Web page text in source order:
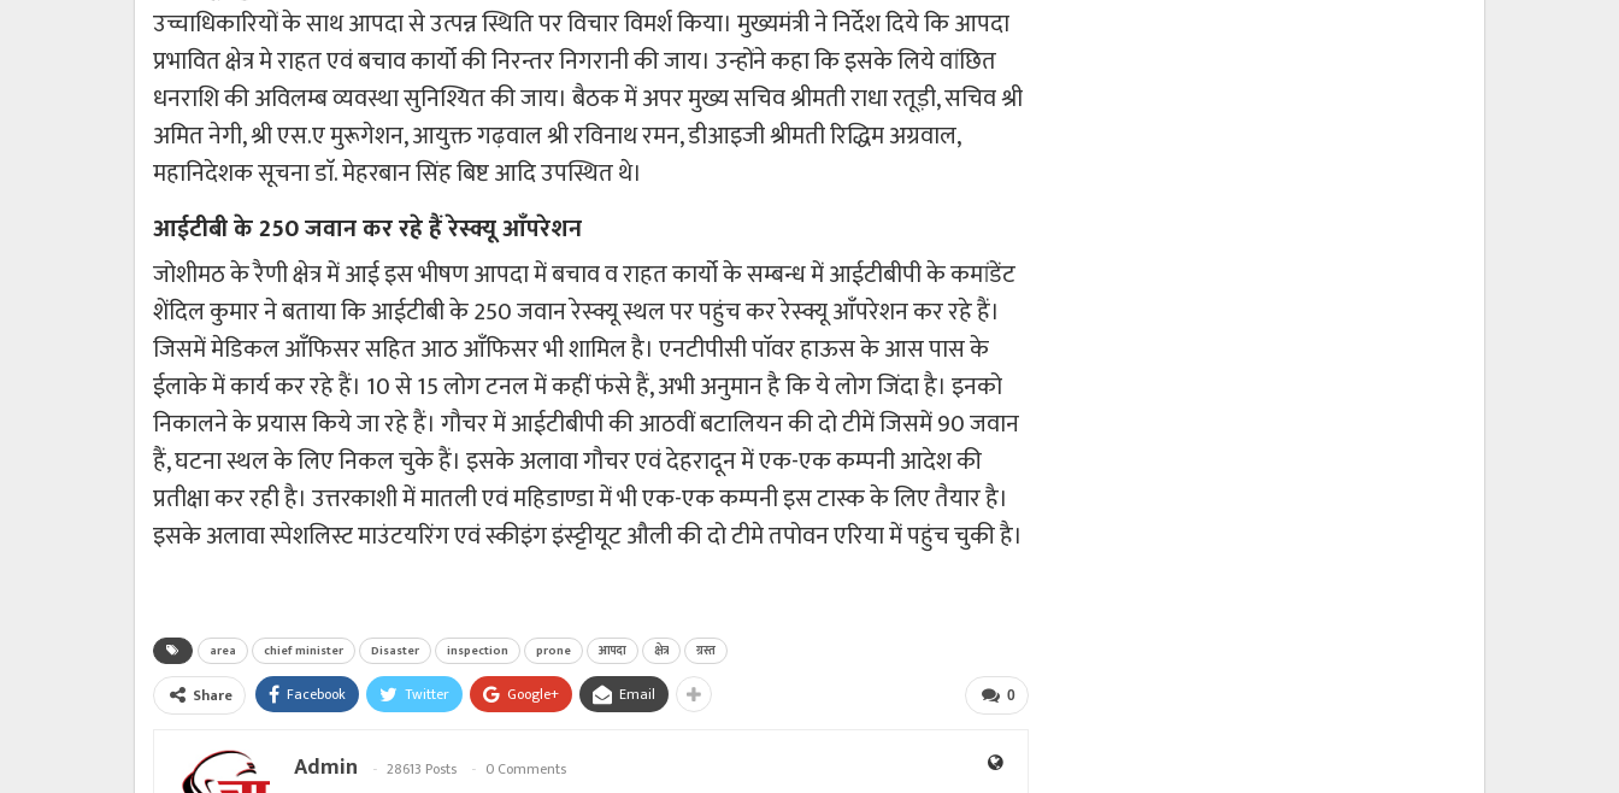
उच्चाधिकारियों के साथ आपदा से उत्पन्न स्थिति पर विचार विमर्श किया। मुख्यमंत्री ने निर्देश दिये कि आपदा
प्रभावित क्षेत्र मे राहत एवं बचाव कार्यो की निरन्तर निगरानी की जाय। उन्होंने कहा कि इसके लिये वांछित
धनराशि की अविलम्ब व्यवस्था सुनिश्यित की जाय। बैठक में अपर मुख्य सचिव श्रीमती राधा रतूड़ी, सचिव श्री
अमित नेगी, श्री एस.ए मुरूगेशन, आयुक्त गढ़वाल श्री रविनाथ रमन, डीआइजी श्रीमती रिद्धिम अग्रवाल,
महानिदेशक सूचना डाॅ. मेहरबान सिंह बिष्ट आदि उपस्थित थे।
आईटीबी के 250 जवान कर रहे हैं रेस्क्यू आँपरेशन
जोशीमठ के रैणी क्षेत्र में आई इस भीषण आपदा में बचाव व राहत कार्यो के सम्बन्ध में आईटीबीपी के कमांडेंट
शेंदिल कुमार ने बताया कि आईटीबी के 250 जवान रेस्क्यू स्थल पर पहुंच कर रेस्क्यू आँपरेशन कर रहे हैं।
जिसमें मेडिकल आँफिसर सहित आठ आँफिसर भी शामिल है। एनटीपीसी पाॅवर हाऊस के आस पास के
ईलाके में कार्य कर रहे हैं। 10 से 15 लोग टनल में कहीं फंसे हैं, अभी अनुमान है कि ये लोग जिंदा है। इनको
निकालने के प्रयास किये जा रहे हैं। गौचर में आईटीबीपी की आठवीं बटालियन की दो टीमें जिसमें 90 जवान
हैं, घटना स्थल के लिए निकल चुके हैं। इसके अलावा गौचर एवं देहरादून में एक-एक कम्पनी आदेश की
प्रतीक्षा कर रही है। उत्तरकाशी में मातली एवं महिडाण्डा में भी एक-एक कम्पनी इस टास्क के लिए तैयार है।
इसके अलावा स्पेशलिस्ट माउंटयरिंग एवं स्कीइंग इंस्ट्टीयूट औली की दो टीमे तपोवन एरिया में पहुंच चुकी है।
area chief minister Disaster inspection prone आपदा क्षेत्र ग्रस्त
0
Share Facebook Twitter Google+ Email
Admin 28613 Posts 0 Comments